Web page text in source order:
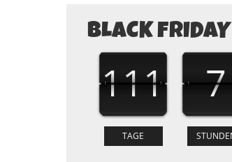
BLACK FRIDAY
111 7